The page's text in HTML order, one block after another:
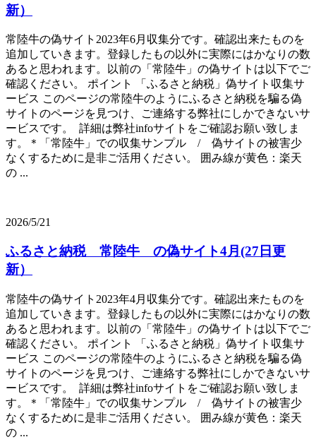
新）
常陸牛の偽サイト2023年6月収集分です。確認出来たものを
追加していきます。登録したもの以外に実際にはかなりの数
あると思われます。以前の「常陸牛」の偽サイトは以下でご
確認ください。 ポイント 「ふるさと納税」偽サイト収集サ
ービス このページの常陸牛のようにふるさと納税を騙る偽
サイトのページを見つけ、ご連絡する弊社にしかできないサ
ービスです。 詳細は弊社infoサイトをご確認お願い致しま
す。＊「常陸牛」での収集サンプル / 偽サイトの被害少
なくするために是非ご活用ください。 囲み線が黄色：楽天
の ...
2026/5/21
ふるさと納税 常陸牛 の偽サイト4月(27日更
新）
常陸牛の偽サイト2023年4月収集分です。確認出来たものを
追加していきます。登録したもの以外に実際にはかなりの数
あると思われます。以前の「常陸牛」の偽サイトは以下でご
確認ください。 ポイント 「ふるさと納税」偽サイト収集サ
ービス このページの常陸牛のようにふるさと納税を騙る偽
サイトのページを見つけ、ご連絡する弊社にしかできないサ
ービスです。 詳細は弊社infoサイトをご確認お願い致しま
す。＊「常陸牛」での収集サンプル / 偽サイトの被害少
なくするために是非ご活用ください。 囲み線が黄色：楽天
の ...